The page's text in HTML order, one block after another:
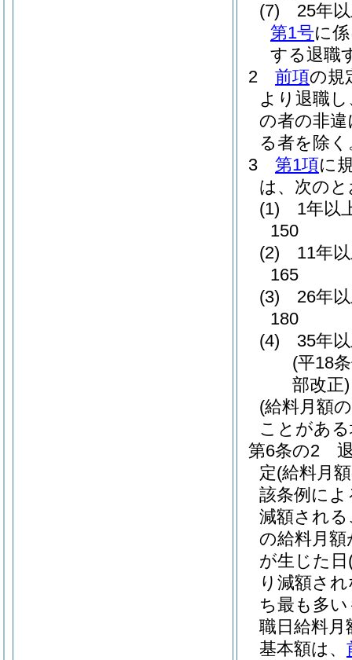
(7)
25年
第1号に
する退職
2
前項の規
より退職
の者の非
る者を除く
3
第1項に
は、次の
(1)
1年以
150
(2)
11年
165
(3)
26年
180
(4)
35年
(平18
部改正)
(給料月額
ことがあ
第6条の2
定(給料月
該条例に
減額され
の給料月
が生じた日
り減額さ
ち最も多
職日給料
基本額は、